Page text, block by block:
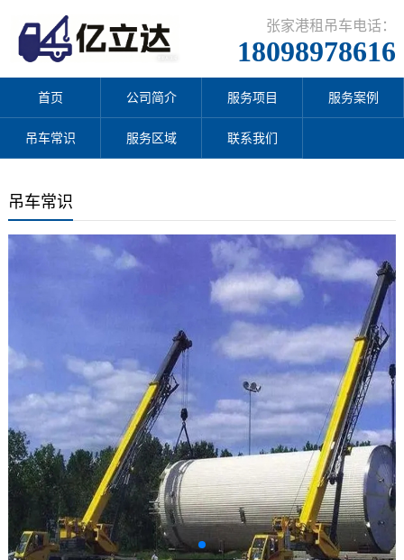
张家港租吊车电话：
18098978616
首页 公司简介 服务项目 服务案例
吊车常识 服务区域 联系我们
吊车常识